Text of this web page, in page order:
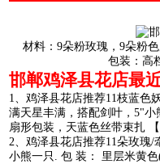
材料：9朵粉玫瑰，9朵粉
包装：高
邯郸鸡泽县花店最
1、鸡泽县花店推荐11枝蓝色
满天星丰满，搭配剑叶，5"
扇形包装，天蓝色丝带束扎
2、鸡泽县花店推荐11朵玫瑰/
小熊一只. 包 装： 里层米黄